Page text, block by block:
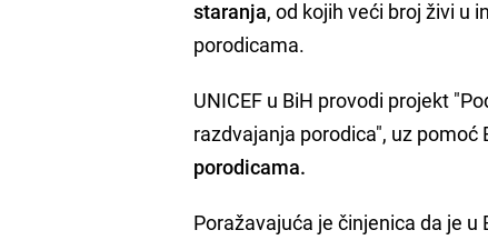
staranja, od kojih veći broj živi u
porodicama.
UNICEF u BiH provodi projekt
razdvajanja porodica", uz pomoć
porodicama.
Poražavajuća je činjenica da je u